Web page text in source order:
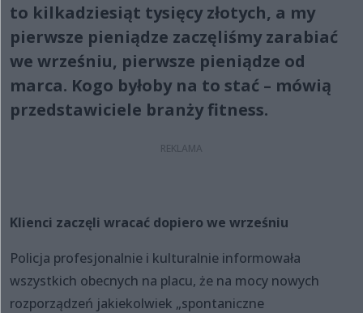
to kilkadziesiąt tysięcy złotych, a my
pierwsze pieniądze zaczęliśmy zarabiać
we wrześniu, pierwsze pieniądze od
marca. Kogo byłoby na to stać – mówią
przedstawiciele branży fitness.
Klienci zaczęli wracać dopiero we wrześniu
Policja profesjonalnie i kulturalnie informowała
wszystkich obecnych na placu, że na mocy nowych
rozporządzeń jakiekolwiek „spontaniczne